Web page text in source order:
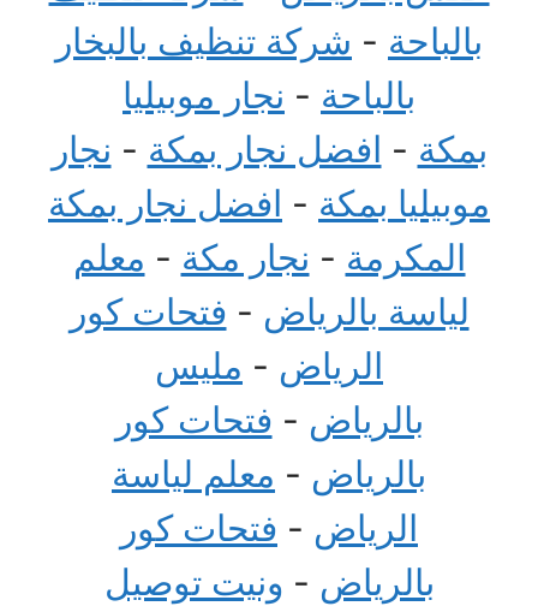
بالباحة - شركة تنظيف بالبخار
بالباحة - نجار موبيليا
بمكة - افضل نجار بمكة - نجار
موبيليا بمكة - افضل نجار بمكة
المكرمة - نجار مكة - معلم
لياسة بالرياض - فتحات كور
الرياض - مليس
بالرياض - فتحات كور
بالرياض - معلم لياسة
الرياض - فتحات كور
بالرياض - ونيت توصيل